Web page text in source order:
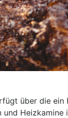
über die
und